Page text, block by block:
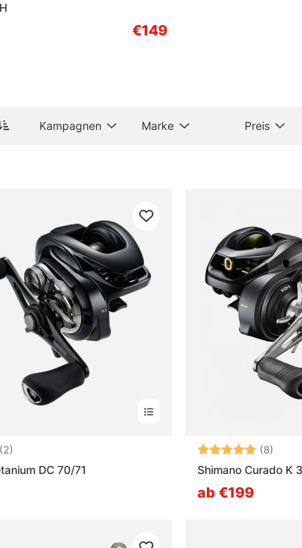
€149
Kampagnen Marke Preis
(2)
DC 70/71
Bewertung:(8)
Shimano Curado K
ab €199